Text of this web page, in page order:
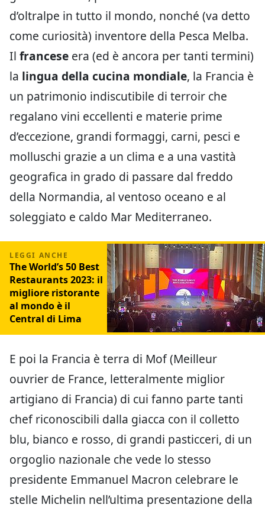
d’oltralpe in tutto il mondo, nonché (va detto
come curiosità) inventore della Pesca Melba.
Il francese era (ed è ancora per tanti termini)
la lingua della cucina mondiale, la Francia è
un patrimonio indiscutibile di terroir che
regalano vini eccellenti e materie prime
d’eccezione, grandi formaggi, carni, pesci e
molluschi grazie a un clima e a una vastità
geografica in grado di passare dal freddo
della Normandia, al ventoso oceano e al
soleggiato e caldo Mar Mediterraneo.
The World’s 50 Best
Restaurants 2023: il
migliore ristorante
al mondo è il
Central di Lima
E poi la Francia è terra di Mof (Meilleur
ouvrier de France, letteralmente miglior
artigiano di Francia) di cui fanno parte tanti
chef riconoscibili dalla giacca con il colletto
blu, bianco e rosso, di grandi pasticceri, di un
orgoglio nazionale che vede lo stesso
presidente Emmanuel Macron celebrare le
stelle Michelin nell’ultima presentazione della